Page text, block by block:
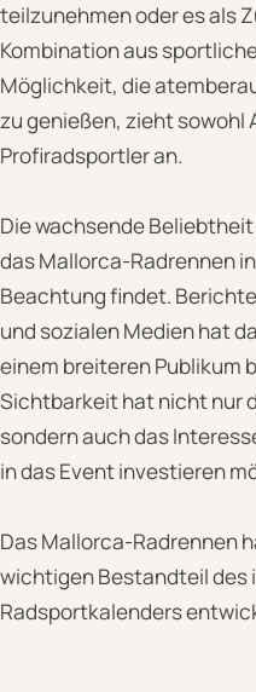
teilzunehmen oder es als
Kombination aus
Möglichkeit, die
zu genießen, zieht sowohl
Profiradsportler an.
Die wachsende
das Mallorca-Radrennen
Beachtung findet.
und sozialen Medien hat
einem breiteren Publikum
Sichtbarkeit hat nicht nur
sondern auch das
in das Event investieren
Das Mallorca-Radrennen
wichtigen Bestandteil
Radsportkalenders